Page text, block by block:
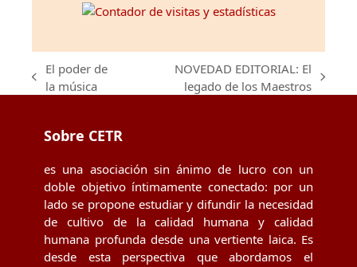
previous
El poder de
la música
NOVEDAD EDITORIAL: El
legado de los Maestros
Sobre CETR
es una asociación sin ánimo de lucro con un
doble objetivo íntimamente conectado: por un
lado se propone estudiar y difundir la necesidad
de cultivo de la calidad humana y calidad
humana profunda desde una vertiente laica. Es
desde esta perspectiva que abordamos el